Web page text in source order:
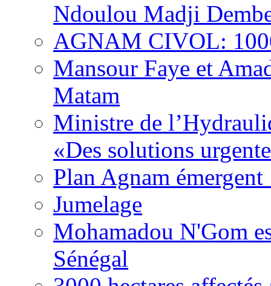
Ndoulou Madji
AGNAM CIVOL:
Mansour Faye et
Matam
Ministre de
«Des solutions
Plan Agnam
Jumelage
Mohamadou N'Gom
Sénégal